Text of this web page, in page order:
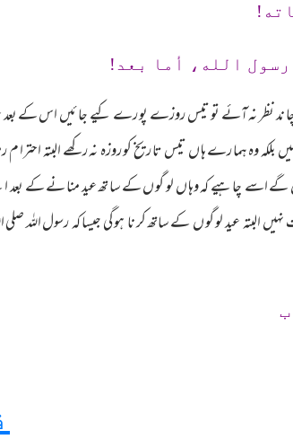
رسول الله، أما بعد!
چا ند نظر نہ آئے تو تیس روزے پو رے کیے جا ئیں اس کے
وہ ہما رے ہا ں تیس تا ریخ کو روزہ نہ رکھے البتہ
اسے چا ہیے کہ وہا ں لو گو ں کے سا تھ عید منا نے کے
البتہ عید لو گو ں کے ساتھ کر نا ہو گی جیسا کہ رسول اللہ